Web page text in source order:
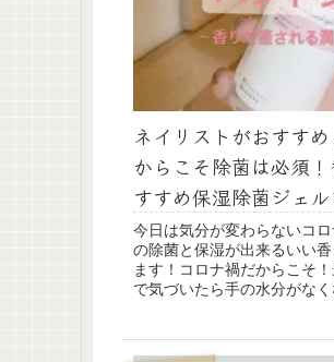
ネイリストがおすす
からこそ除菌は必須
すすめ保湿除菌ジェ
今日は気分が変わらないコ
の除菌と保湿が出来るいい
ます！コロナ禍だからこそ
で気づいたら手の水分がな
いく…そんな世の中におす